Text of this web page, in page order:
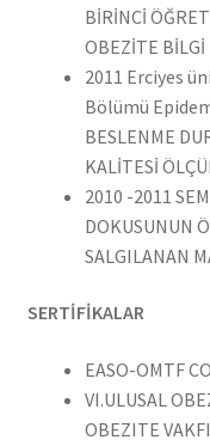
BİRİNCİ
OBEZİTE BİLGİ
2011 Erciyes
Bölümü
BESLENME
KALİTESİ
2010 -2011
DOKUSUNUN
SALGILANAN
SERTİFİKALAR
EASO-OMTF
VI.ULUSAL
OBEZITE